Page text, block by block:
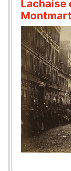
Lachaise